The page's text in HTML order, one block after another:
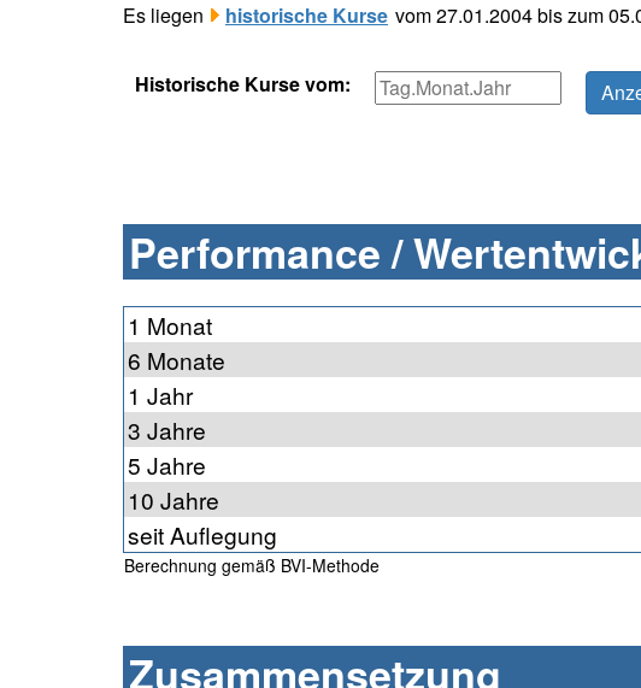
Es liegen
historische Kurse vom 27.01.2004 bis zum
Historische Kurse vom:
Performance /
1 Monat
6 Monate
1 Jahr
3 Jahre
5 Jahre
10 Jahre
seit Auflegung
Berechnung gemäß BVI-Methode
Zusammensetzung